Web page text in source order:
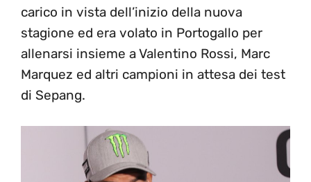
carico in vista dell’inizio della nuova
stagione ed era volato in Portogallo per
allenarsi insieme a Valentino Rossi, Marc
Marquez ed altri campioni in attesa dei test
di Sepang.